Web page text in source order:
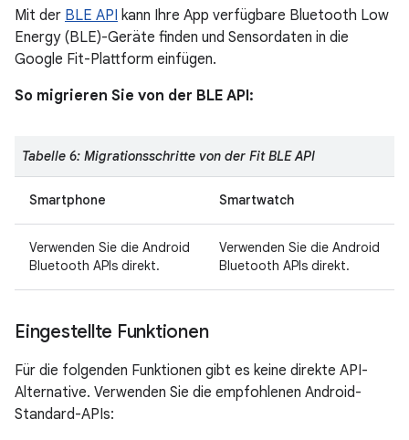
Mit der BLE API kann Ihre App verfügbare Bluetooth Low
Energy (BLE)-Geräte finden und Sensordaten in die
Google Fit-Plattform einfügen.
So migrieren Sie von der BLE API:
Tabelle 6: Migrationsschritte von der Fit BLE API
Smartphone Smartwatch
Verwenden Sie die Android
Bluetooth APIs direkt.
Verwenden Sie die Android
Bluetooth APIs direkt.
Eingestellte Funktionen
Für die folgenden Funktionen gibt es keine direkte API-
Alternative. Verwenden Sie die empfohlenen Android-
Standard-APIs: